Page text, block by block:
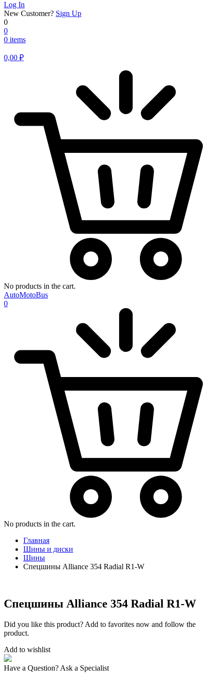
Log In
New Customer? Sign Up
0
0
0 items
0,00 ₽
No products in the cart.
AutoMotoBus
0
No products in the cart.
Главная
Шины и диски
Шины
Спецшины Alliance 354 Radial R1-W
Спецшины Alliance 354 Radial R1-W
Did you like this product? Add to favorites now and follow the
product.
Add to wishlist
Have a Question? Ask a Specialist